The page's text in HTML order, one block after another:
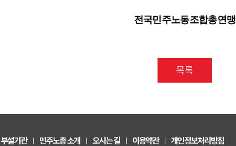
전국민주노동조합총연맹
목록
부설기관 민주노총 소개 오시는 길 이용약관 개인정보처리방침